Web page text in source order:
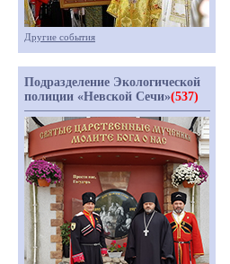
Другие события
Подразделение Экологической
полиции «Невской Сечи»(537)